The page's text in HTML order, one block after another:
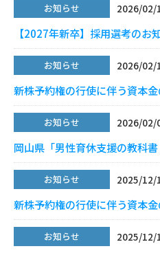
お知らせ 2026/02/
【2027年新卒】採用選考のお
お知らせ 2026/02/
新株予約権の行使に伴う資本
お知らせ 2026/02/
岡山県「男性育休支援の教科
お知らせ 2025/12/
新株予約権の行使に伴う資本
お知らせ 2025/12/